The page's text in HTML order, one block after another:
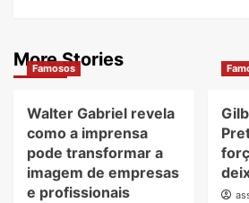
More Stories
Famosos
Walter Gabriel revela
como a imprensa
pode transformar a
imagem de empresas
e profissionais